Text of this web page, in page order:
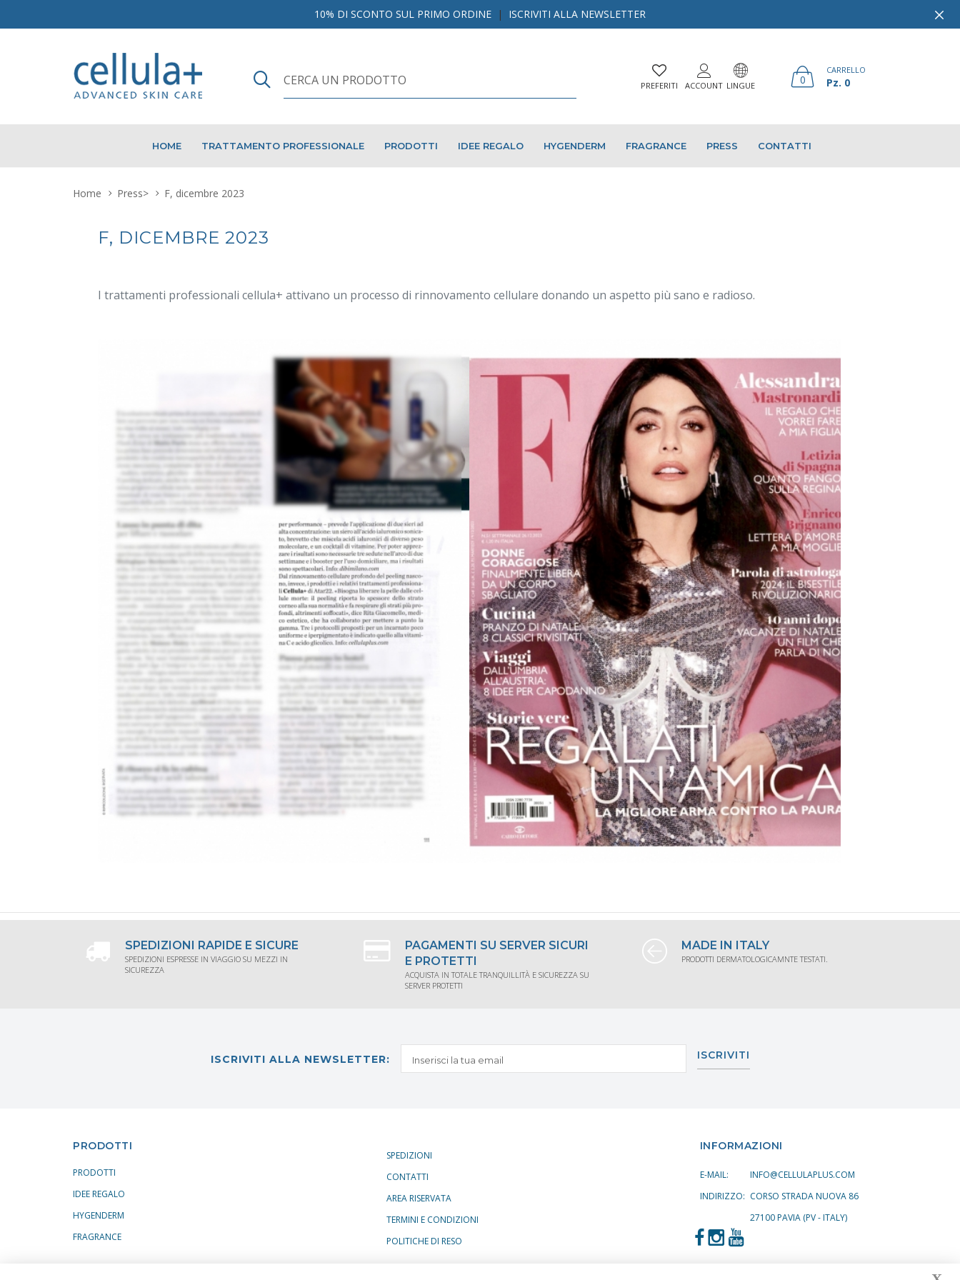
10% DI SCONTO SUL PRIMO ORDINE | ISCRIVITI ALLA NEWSLETTER
PREFERITI ACCOUNT LINGUE 0
CARRELLO
Pz. 0
HOME TRATTAMENTO PROFESSIONALE PRODOTTI IDEE REGALO HYGENDERM FRAGRANCE PRESS CONTATTI
Home Press> F, dicembre 2023
F, DICEMBRE 2023
I trattamenti professionali cellula+ attivano un processo di rinnovamento cellulare donando un aspetto più sano e radioso.
SPEDIZIONI RAPIDE E SICURE
SPEDIZIONI ESPRESSE IN VIAGGIO SU MEZZI IN
SICUREZZA
PAGAMENTI SU SERVER SICURI
E PROTETTI
ACQUISTA IN TOTALE TRANQUILLITÀ E SICUREZZA SU
SERVER PROTETTI
MADE IN ITALY
PRODOTTI DERMATOLOGICAMNTE TESTATI.
ISCRIVITI ALLA NEWSLETTER: ISCRIVITI
PRODOTTI
PRODOTTI
IDEE REGALO
HYGENDERM
FRAGRANCE
SPEDIZIONI
CONTATTI
AREA RISERVATA
TERMINI E CONDIZIONI
POLITICHE DI RESO
INFORMAZIONI
E-MAIL:
INFO@CELLULAPLUS.COM
INDIRIZZO: CORSO STRADA NUOVA 86
27100 PAVIA (PV - ITALY)